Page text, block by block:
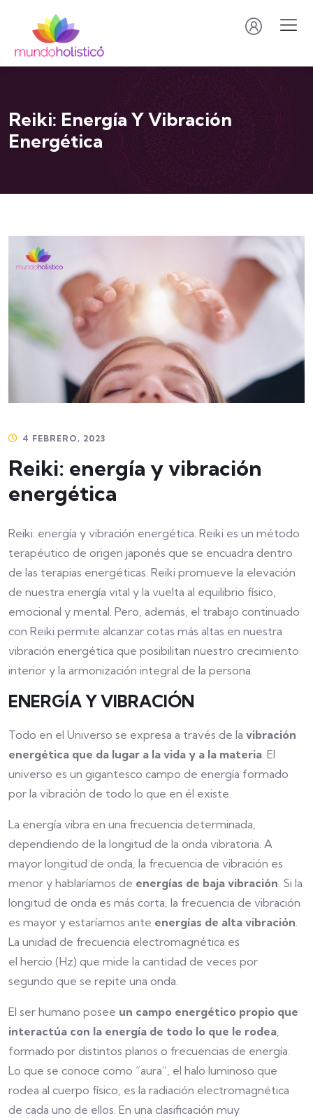
Reiki: Energía Y Vibración
Energética
4 FEBRERO, 2023
Reiki: energía y vibración
energética
Reiki: energía y vibración energética. Reiki es un método
terapéutico de origen japonés que se encuadra dentro
de las terapias energéticas. Reiki promueve la elevación
de nuestra energía vital y la vuelta al equilibrio físico,
emocional y mental. Pero, además, el trabajo continuado
con Reiki permite alcanzar cotas más altas en nuestra
vibración energética que posibilitan nuestro crecimiento
interior y la armonización integral de la persona.
ENERGÍA Y VIBRACIÓN
Todo en el Universo se expresa a través de la vibración
energética que da lugar a la vida y a la materia. El
universo es un gigantesco campo de energía formado
por la vibración de todo lo que en él existe.
La energía vibra en una frecuencia determinada,
dependiendo de la longitud de la onda vibratoria. A
mayor longitud de onda, la frecuencia de vibración es
menor y hablaríamos de energías de baja vibración. Si la
longitud de onda es más corta, la frecuencia de vibración
es mayor y estaríamos ante energías de alta vibración.
La unidad de frecuencia electromagnética es
el hercio (Hz) que mide la cantidad de veces por
segundo que se repite una onda.
El ser humano posee un campo energético propio que
interactúa con la energía de todo lo que le rodea,
formado por distintos planos o frecuencias de energía.
Lo que se conoce como “aura”, el halo luminoso que
rodea al cuerpo físico, es la radiación electromagnética
de cada uno de ellos. En una clasificación muy